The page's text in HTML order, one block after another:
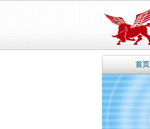
首页